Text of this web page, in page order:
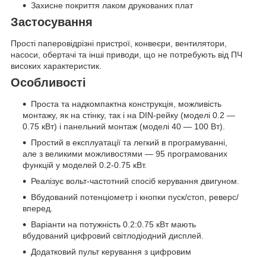
Захисне покриття лаком друкованих плат
Застосування
Прості паперовідрізні пристрої, конвеєри, вентилятори,
насоси, обертачі та інші приводи, що не потребують від ПЧ
високих характеристик.
Особливості
Проста та надкомпактна конструкція, можливість
монтажу, як на стінку, так і на DIN-рейку (моделі 0.2 —
0.75 кВт) і панельний монтаж (моделі 40 — 100 Вт).
Простий в експлуатації та легкий в програмуванні,
але з великими можливостями — 95 програмованих
функцій у моделей 0.2-0.75 кВт.
Реалізує вольт-частотний спосіб керування двигуном.
Вбудований потенціометр і кнопки пуск/стоп, реверс/
вперед.
Варіанти на потужність 0.2:0.75 кВт мають
вбудований цифровий світлодіодний дисплей.
Додатковий пульт керування з цифровим